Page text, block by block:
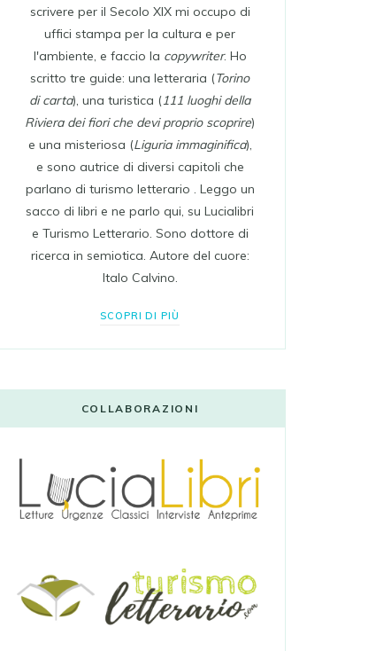
scrivere per il Secolo XIX mi occupo di
uffici stampa per la cultura e per
l'ambiente, e faccio la copywriter. Ho
scritto tre guide: una letteraria (Torino
di carta), una turistica (111 luoghi della
Riviera dei fiori che devi proprio scoprire)
e una misteriosa (Liguria immaginifica),
e sono autrice di diversi capitoli che
parlano di turismo letterario . Leggo un
sacco di libri e ne parlo qui, su Lucialibri
e Turismo Letterario. Sono dottore di
ricerca in semiotica. Autore del cuore:
Italo Calvino.
SCOPRI DI PIÙ
COLLABORAZIONI